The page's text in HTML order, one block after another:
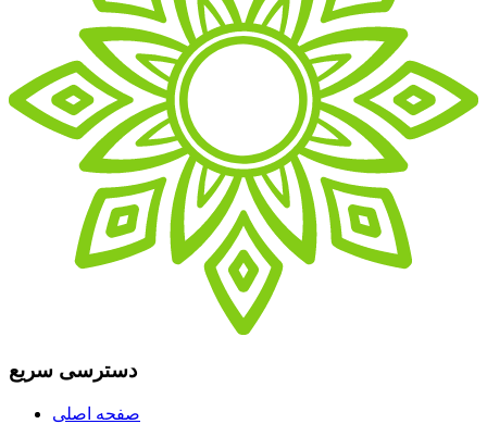
دسترسی سریع
صفحه اصلی